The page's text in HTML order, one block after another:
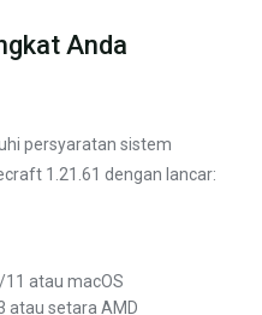
Anda
persyaratan sistem
1.21.61 dengan lancar:
11 atau macOS
atau setara AMD